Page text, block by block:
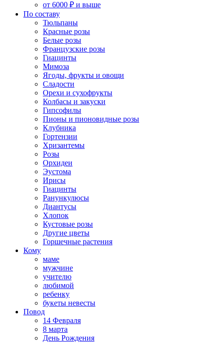
от 6000 ₽ и выше
По составу
Тюльпаны
Красные розы
Белые розы
Французские розы
Гиацинты
Мимоза
Ягоды, фрукты и овощи
Сладости
Орехи и сухофрукты
Колбасы и закуски
Гипсофилы
Пионы и пионовидные розы
Клубника
Гортензии
Хризантемы
Розы
Орхидеи
Эустома
Ирисы
Гиацинты
Ранункулюсы
Диантусы
Хлопок
Кустовые розы
Другие цветы
Горшечные растения
Кому
маме
мужчине
учителю
любимой
ребенку
букеты невесты
Повод
14 Февраля
8 марта
День Рождения